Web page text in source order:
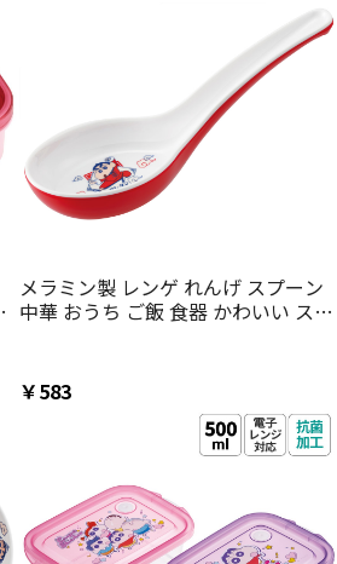
メラミン製 レンゲ れんげ スプーン
中華 おうち ご飯 食器 かわいい スケ
トラリー チャイナ グッズ メラミン
食洗機可】
￥583